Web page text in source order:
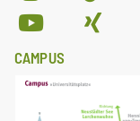
CAMPUS